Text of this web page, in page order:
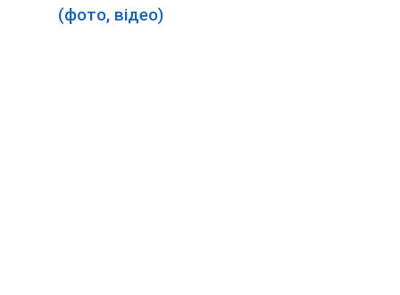
(фото, відео)